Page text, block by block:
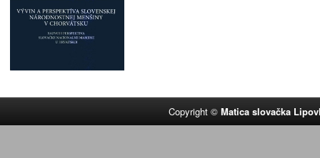
Copyright ©Matica slovačka